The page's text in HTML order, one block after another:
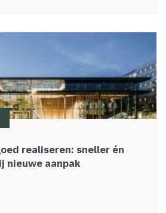
realiseren: sneller én
nieuwe aanpak